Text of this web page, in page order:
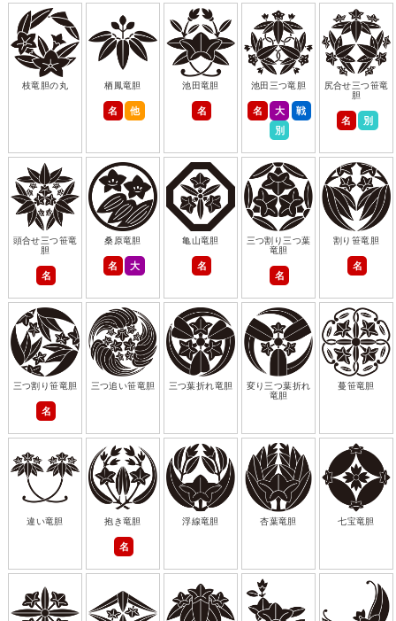
枝竜胆の丸 栖鳳竜胆
名 他
池田竜胆
名
池田三つ竜胆
名 大
戦
別
尻合せ三つ笹竜
胆
名 別
頭合せ三つ笹竜
胆
名
桑原竜胆
名 大
亀山竜胆
名
三つ割り三つ葉
竜胆
名
割り笹竜胆
名
三つ割り笹竜胆
名
三つ追い笹竜胆 三つ葉折れ竜胆
変り三つ葉折れ
竜胆
蔓笹竜胆
違い竜胆 抱き竜胆
名
浮線竜胆 杏葉竜胆 七宝竜胆